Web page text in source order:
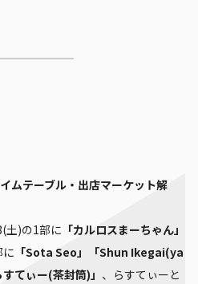
ムテーブル・出店マーケット解
土)の1部に 「カルロスまーちゃん」
に 「Sota Seo」「Shun Ikegai(ya
すてぃー(茶封筒)」 、らすてぃーと